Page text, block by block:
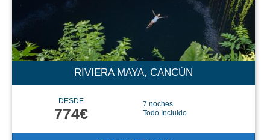
RIVIERA MAYA, CANCÚN
DESDE
774€
7 noches
Todo Incluido